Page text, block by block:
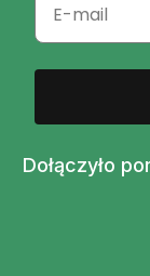
Dołączyło